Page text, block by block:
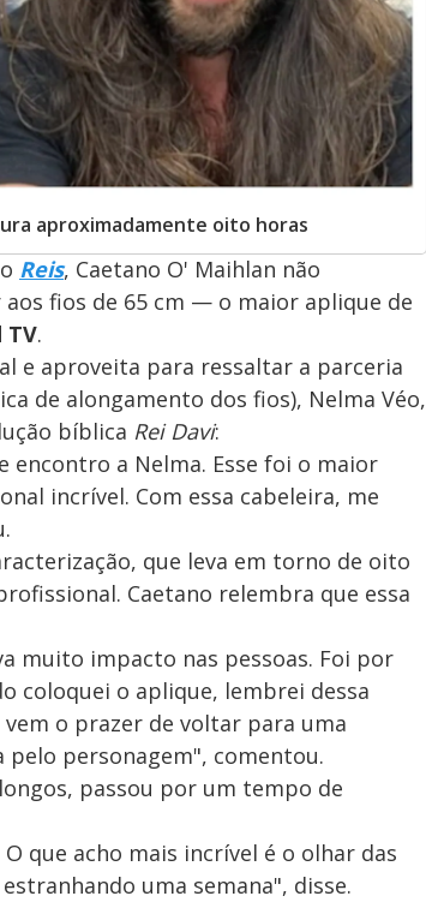
aproximadamente oito horas
Reis, Caetano O' Maihlan não
fios de 65 cm — o maior aplique de
TV.
e aproveita para ressaltar a parceria
de alongamento dos fios), Nelma Véo,
bíblica Rei Davi:
encontro a Nelma. Esse foi o maior
incrível. Com essa cabeleira, me
que leva em torno de oito
Caetano relembra que essa
muito impacto nas pessoas. Foi por
coloquei o aplique, lembrei dessa
o prazer de voltar para uma
pelo personagem", comentou.
passou por um tempo de
que acho mais incrível é o olhar das
uma semana", disse.